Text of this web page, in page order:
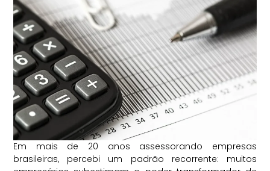
Em mais de 20 anos assessorando empresas
brasileiras, percebi um padrão recorrente: muitos